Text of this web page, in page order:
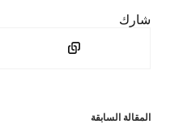
شارك
المقالة السابقة